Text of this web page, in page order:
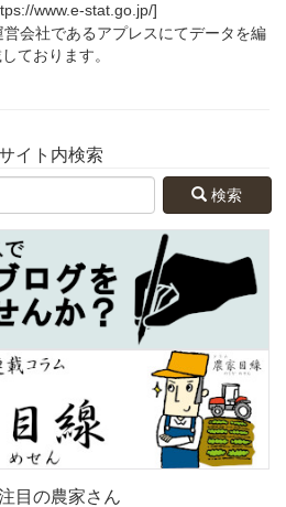
www.e-stat.go.jp/]
会社であるアプレスにてデータを編
ております。
イト内検索
検索
目の農家さん